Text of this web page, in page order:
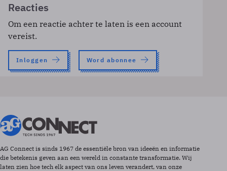
Reacties
Om een reactie achter te laten is een account
vereist.
Inloggen Word abonnee
AG Connect is sinds 1967 de essentiële bron van ideeën en informatie
die betekenis geven aan een wereld in constante transformatie. Wij
laten zien hoe tech elk aspect van ons leven verandert, van onze